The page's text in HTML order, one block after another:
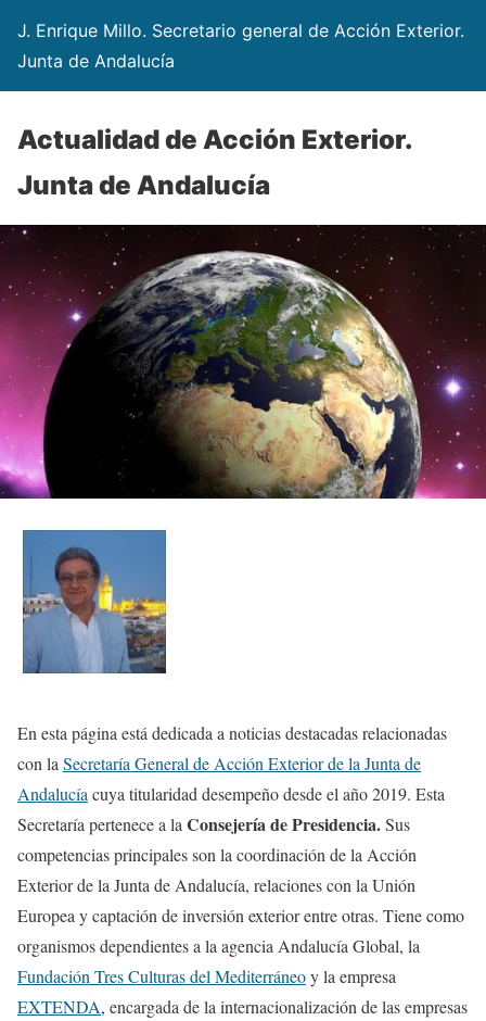
J. Enrique Millo. Secretario general de Acción Exterior.
Junta de Andalucía
Actualidad de Acción Exterior.
Junta de Andalucía
En esta página está dedicada a noticias destacadas relacionadas
con la Secretaría General de Acción Exterior de la Junta de
Andalucía cuya titularidad desempeño desde el año 2019. Esta
Secretaría pertenece a la Consejería de Presidencia.Sus
competencias principales son la coordinación de la Acción
Exterior de la Junta de Andalucía, relaciones con la Unión
Europea y captación de inversión exterior entre otras. Tiene como
organismos dependientes a la agencia Andalucía Global, la
Fundación Tres Culturas del Mediterráneoy la empresa
EXTENDA, encargada de la internacionalización de las empresas